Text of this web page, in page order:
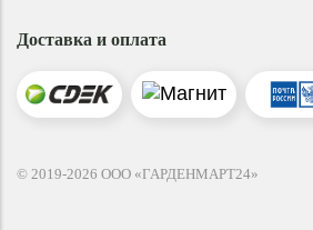
Доставка и оплата
© 2019-2026 ООО «ГАРДЕНМАРТ24»